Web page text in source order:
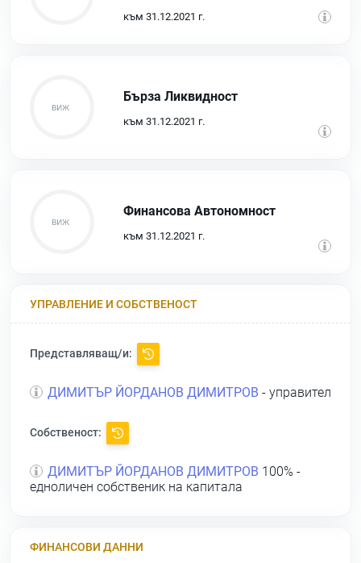
към 31.12.2021 г.
Бърза Ликвидност
към 31.12.2021 г.
Финансова Автономност
към 31.12.2021 г.
УПРАВЛЕНИЕ И СОБСТВЕНОСТ
Представляващ/и:
ДИМИТЪР ЙОРДАНОВ ДИМИТРОВ - управител
Собственост:
ДИМИТЪР ЙОРДАНОВ ДИМИТРОВ 100% -
едноличен собственик на капитала
ФИНАНСОВИ ДАННИ